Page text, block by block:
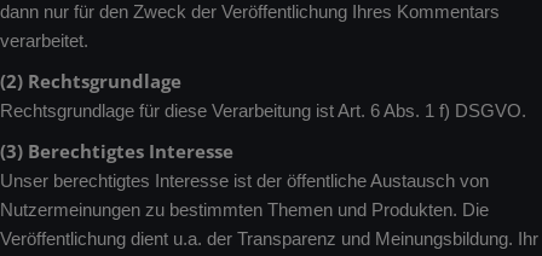
dann nur für den Zweck der Veröffentlichung Ihres Kommentars
verarbeitet.
(2) Rechtsgrundlage
Rechtsgrundlage für diese Verarbeitung ist Art. 6 Abs. 1 f) DSGVO.
(3) Berechtigtes Interesse
Unser berechtigtes Interesse ist der öffentliche Austausch von
Nutzermeinungen zu bestimmten Themen und Produkten. Die
Veröffentlichung dient u.a. der Transparenz und Meinungsbildung. Ihr